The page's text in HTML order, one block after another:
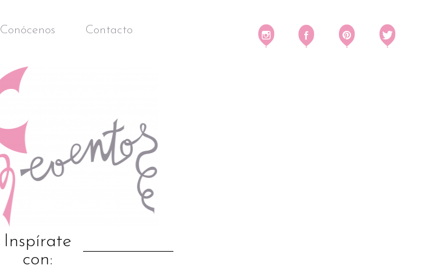
Conócenos Contacto
Inspírate
con: